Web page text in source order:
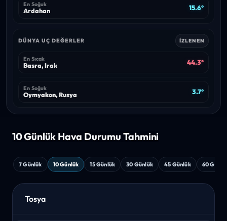
En Soğuk
Ardahan 15.6°
DÜNYA UÇ DEĞERLER İZLENEN
En Sıcak
Basra, Irak 44.3°
En Soğuk
Oymyakon, Rusya 3.7°
10 Günlük Hava Durumu Tahmini
7 Günlük 10 Günlük 15 Günlük 30 Günlük 45 Günlük 60
Tosya